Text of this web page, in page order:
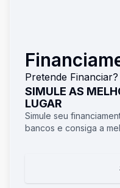
Pretende Financiar?
SIMULE AS
LUGAR
Simule seu
bancos e consiga a